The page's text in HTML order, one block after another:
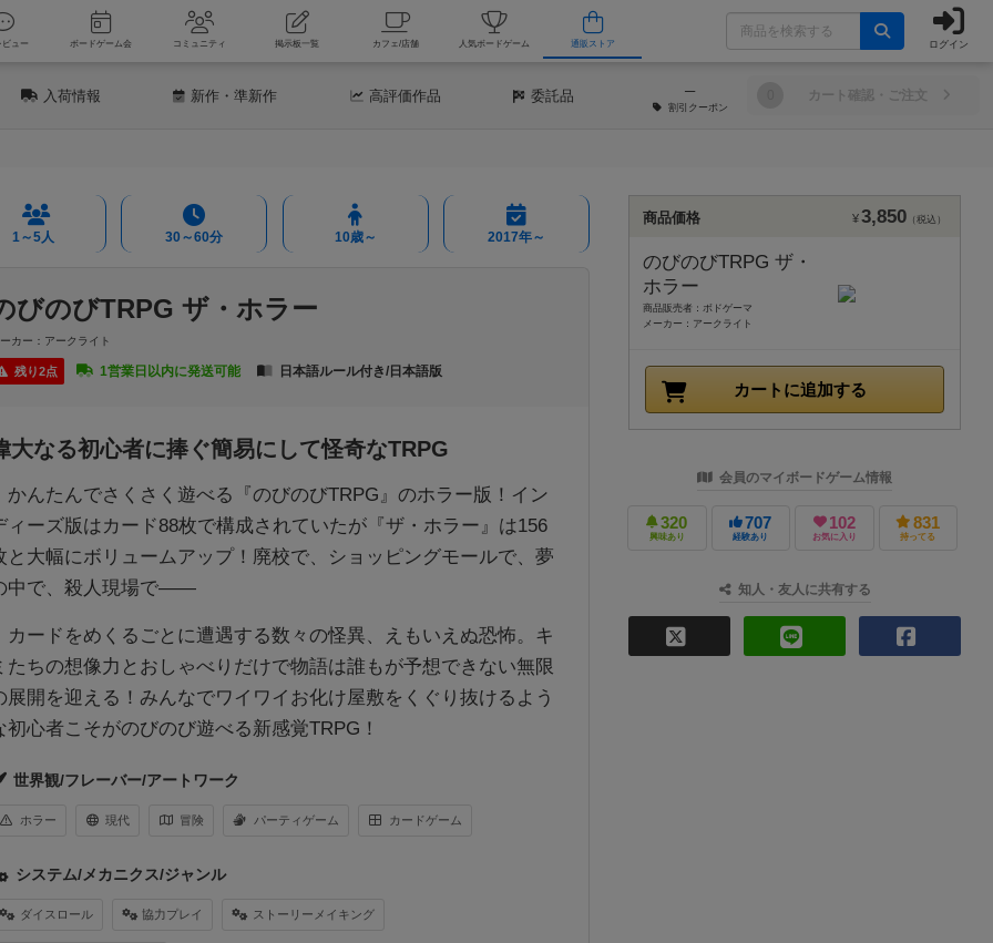
新着レビュー ボードゲーム会 コミュニティ 掲示板一覧 カフェ/店舗 人気ボードゲーム 通販ストア ログイン
入荷情報 新作 ・準新作 高評価作品 委託品 ─
割引 クーポン
カート確認・ご注文
1～5人 30～60分 10歳～ 2017年～
びのびTRPG ザ・ホラー
カー：アークライト
残り2点 1営業日以内に発送可能 日本語ルール付き/日本語版
大なる初心者に捧ぐ簡易にして怪奇なTRPG
んたんでさくさく遊べる『のびのびTRPG』のホラー版！イン
ィーズ版はカード88枚で構成されていたが『ザ・ホラー』は156
と大幅にボリュームアップ！廃校で、ショッピングモールで、夢
中で、殺人現場で――
ードをめくるごとに遭遇する数々の怪異、えもいえぬ恐怖。キ
たちの想像力とおしゃべりだけで物語は誰もが予想できない無限
展開を迎える！みんなでワイワイお化け屋敷をくぐり抜けるよう
初心者こそがのびのび遊べる新感覚TRPG！
世界観/フレーバー/アートワーク
ホラー 現代 冒険 パーティゲーム カードゲーム
システム/メカニクス/ジャンル
ダイスロール 協力プレイ ストーリーメイキング
商品価格 ¥3,850 （税込）
のびのびTRPG ザ・
ホラー
商品販売者：ボドゲーマ
メーカー：アークライト
カートに追加する
会員のマイボードゲーム情報
320
興味あり
707
経験あり
102
お気に入り
831
持ってる
知人・友人に共有する